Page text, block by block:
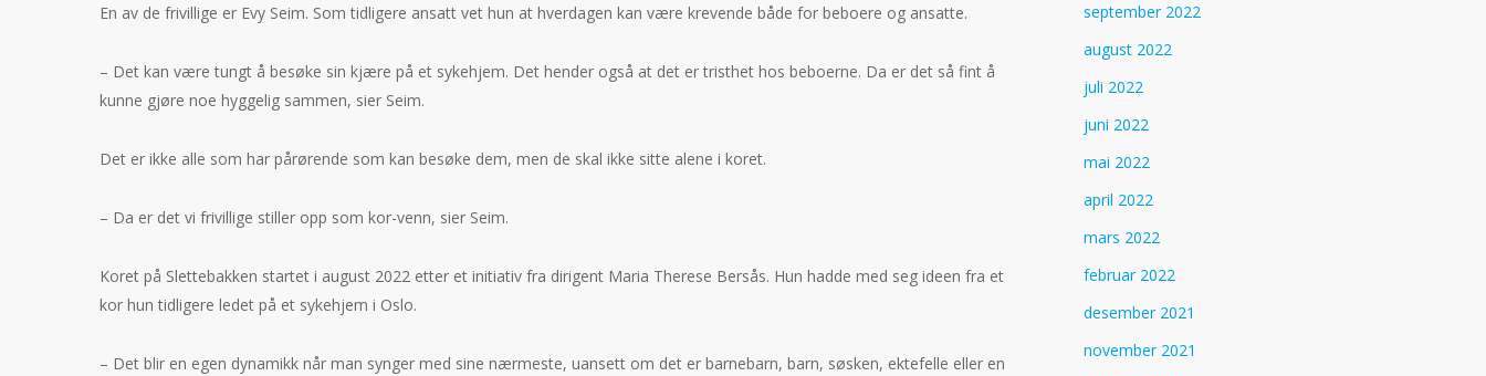
En av de frivillige er Evy Seim. Som tidligere ansatt vet hun at hverdagen kan være krevende både for beboere og ansatte.
– Det kan være tungt å besøke sin kjære på et sykehjem. Det hender også at det er tristhet hos beboerne. Da er det så fint å
kunne gjøre noe hyggelig sammen, sier Seim.
Det er ikke alle som har pårørende som kan besøke dem, men de skal ikke sitte alene i koret.
– Da er det vi frivillige stiller opp som kor-venn, sier Seim.
Koret på Slettebakken startet i august 2022 etter et initiativ fra dirigent Maria Therese Bersås. Hun hadde med seg ideen fra et
kor hun tidligere ledet på et sykehjem i Oslo.
– Det blir en egen dynamikk når man synger med sine nærmeste, uansett om det er barnebarn, barn, søsken, ektefelle eller en
september 2022
august 2022
juli 2022
juni 2022
mai 2022
april 2022
mars 2022
februar 2022
desember 2021
november 2021